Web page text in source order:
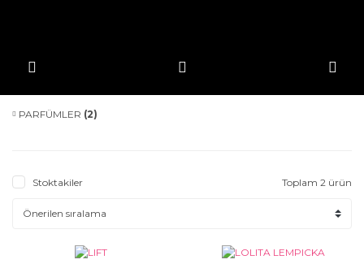
PARFÜMLER (2)
Stoktakiler Toplam 2 ürün